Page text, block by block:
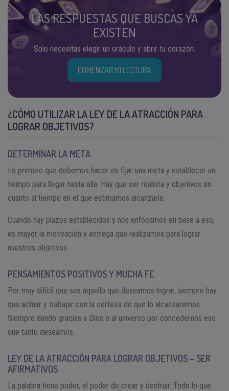
LAS RESPUESTAS QUE BUSCAS YA
EXISTEN
Solo necesitas elegir un oráculo y abrir tu corazón.
COMENZAR MI LECTURA
¿CÓMO UTILIZAR LA LEY DE LA ATRACCIÓN PARA
LOGRAR OBJETIVOS?
DETERMINAR LA META
Lo primero que debemos hacer es fijar una meta y establecer un
tiempo para llegar hasta ella. Hay que ser realista y objetivos en
cuanto al tiempo en el que estimamos alcanzarla.
Cuando hay plazos establecidos y nos enfocamos en base a eso,
es mayor la motivación y entrega que realizamos para lograr
nuestros objetivos.
PENSAMIENTOS POSITIVOS Y MUCHA FE
Por muy difícil que sea aquello que deseamos lograr, siempre hay
que actuar y trabajar con la certeza de que lo alcanzaremos.
Siempre dando gracias a Dios o al universo por concedernos eso
que tanto deseamos.
LEY DE LA ATRACCIÓN PARA LOGRAR OBJETIVOS – SER
AFIRMATIVOS
La palabra tiene poder, el poder de crear y destruir. Todo lo que